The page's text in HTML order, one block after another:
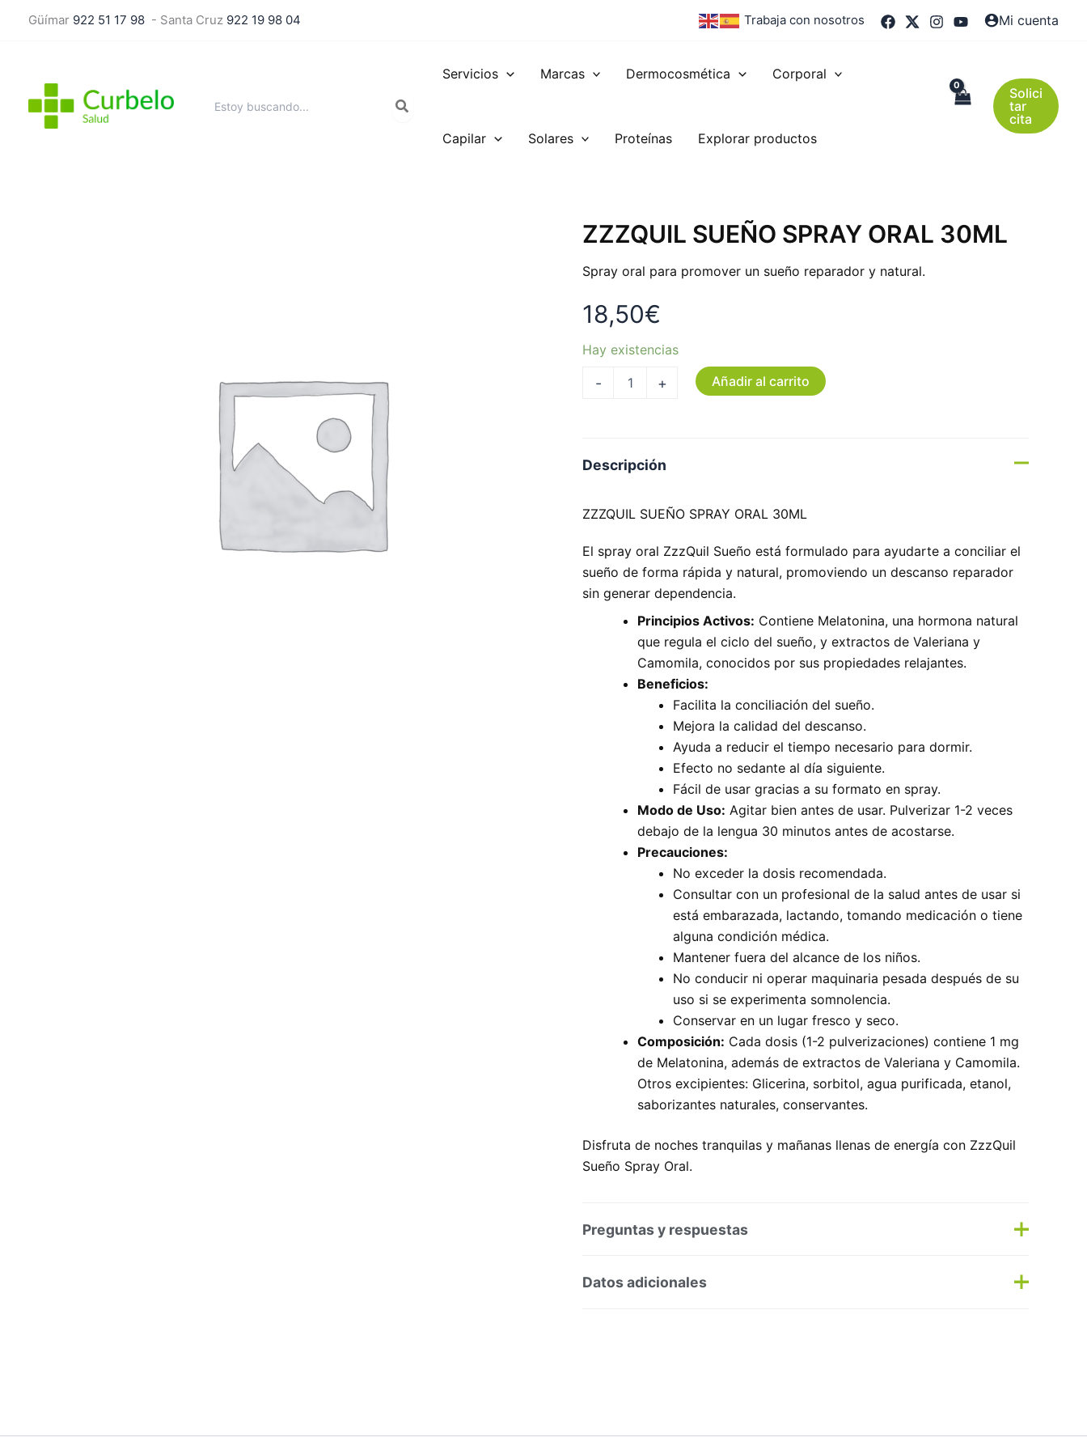
Güímar 922 51 17 98 - Santa Cruz 922 19 98 04 Trabaja con nosotros Mi cuenta
por:
Servicios Marcas Dermocosmética Corporal
Capilar Solares Proteínas Explorar productos
Solici
tar
cita
ZZZQUIL SUEÑO SPRAY ORAL 30ML
Spray oral para promover un sueño reparador y natural.
18,50€
Hay existencias
-
ZZZQUIL
SUEÑO
ORAL
cantidad
+ Añadir al carrito
Descripción
ZZZQUIL SUEÑO SPRAY ORAL 30ML
El spray oral ZzzQuil Sueño está formulado para ayudarte a conciliar el
sueño de forma rápida y natural, promoviendo un descanso reparador
sin generar dependencia.
Principios Activos: Contiene Melatonina, una hormona natural
que regula el ciclo del sueño, y extractos de Valeriana y
Camomila, conocidos por sus propiedades relajantes.
Beneficios:
Facilita la conciliación del sueño.
Mejora la calidad del descanso.
Ayuda a reducir el tiempo necesario para dormir.
Efecto no sedante al día siguiente.
Fácil de usar gracias a su formato en spray.
Modo de Uso: Agitar bien antes de usar. Pulverizar 1-2 veces
debajo de la lengua 30 minutos antes de acostarse.
Precauciones:
No exceder la dosis recomendada.
Consultar con un profesional de la salud antes de usar si
está embarazada, lactando, tomando medicación o tiene
alguna condición médica.
Mantener fuera del alcance de los niños.
No conducir ni operar maquinaria pesada después de su
uso si se experimenta somnolencia.
Conservar en un lugar fresco y seco.
Composición: Cada dosis (1-2 pulverizaciones) contiene 1 mg
de Melatonina, además de extractos de Valeriana y Camomila.
Otros excipientes: Glicerina, sorbitol, agua purificada, etanol,
saborizantes naturales, conservantes.
Disfruta de noches tranquilas y mañanas llenas de energía con ZzzQuil
Sueño Spray Oral.
Preguntas y respuestas
Preguntas y respuestas
Datos adicionales